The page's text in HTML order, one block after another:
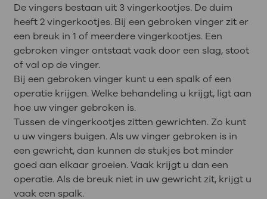
De vingers bestaan uit 3 vingerkootjes. De duim
heeft 2 vingerkootjes. Bij een gebroken vinger zit er
een breuk in 1 of meerdere vingerkootjes. Een
gebroken vinger ontstaat vaak door een slag, stoot
of val op de vinger.
Bij een gebroken vinger kunt u een spalk of een
operatie krijgen. Welke behandeling u krijgt, ligt aan
hoe uw vinger gebroken is.
Tussen de vingerkootjes zitten gewrichten. Zo kunt
u uw vingers buigen. Als uw vinger gebroken is in
een gewricht, dan kunnen de stukjes bot minder
goed aan elkaar groeien. Vaak krijgt u dan een
operatie. Als de breuk niet in uw gewricht zit, krijgt u
vaak een spalk.